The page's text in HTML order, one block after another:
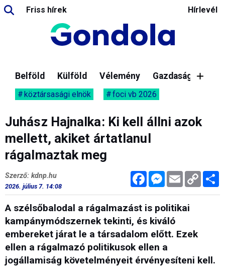
Friss hírek Hírlevél
Belföld Külföld Vélemény Gazdaság
köztársasági elnök foci vb 2026
Juhász Hajnalka: Ki kell állni azok
mellett, akiket ártatlanul
rágalmaztak meg
FacebookMessenger
Email Copy
Link
Szerző: kdnp.hu
2026. július 7. 14:08
A szélsőbalodal a rágalmazást is politikai
kampánymódszernek tekinti, és kiváló
embereket járat le a társadalom előtt. Ezek
ellen a rágalmazó politikusok ellen a
jogállamiság követelményeit érvényesíteni kell.